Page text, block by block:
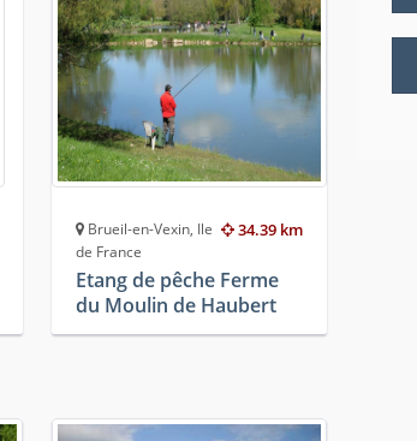
34.39 km
Brueil-en-Vexin, Ile
de France
Etang de pêche Ferme
du Moulin de Haubert